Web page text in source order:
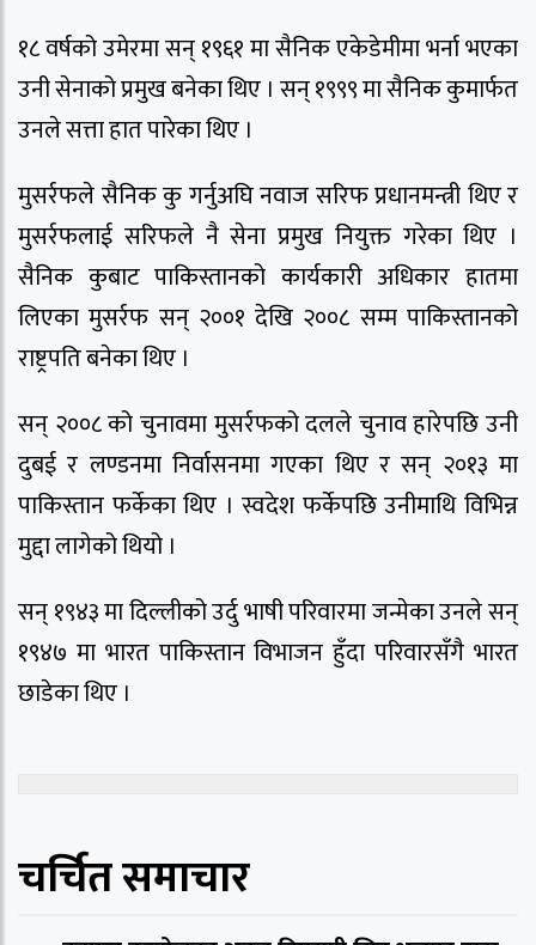
१८ वर्षको उमेरमा सन् १९६१ मा सैनिक एकेडेमीमा भर्ना भएका
उनी सेनाको प्रमुख बनेका थिए । सन् १९९९ मा सैनिक कुमार्फत
उनले सत्ता हात पारेका थिए ।
मुसर्रफले सैनिक कु गर्नुअघि नवाज सरिफ प्रधानमन्त्री थिए र
मुसर्रफलाई सरिफले नै सेना प्रमुख नियुक्त गरेका थिए ।
सैनिक कुबाट पाकिस्तानको कार्यकारी अधिकार हातमा
लिएका मुसर्रफ सन् २००१ देखि २००८ सम्म पाकिस्तानको
राष्ट्रपति बनेका थिए ।
सन् २००८ को चुनावमा मुसर्रफको दलले चुनाव हारेपछि उनी
दुबई र लण्डनमा निर्वासनमा गएका थिए र सन् २०१३ मा
पाकिस्तान फर्केका थिए । स्वदेश फर्केपछि उनीमाथि विभिन्न
मुद्दा लागेको थियो ।
सन् १९४३ मा दिल्लीको उर्दु भाषी परिवारमा जन्मेका उनले सन्
१९४७ मा भारत पाकिस्तान विभाजन हुँदा परिवारसँगै भारत
छाडेका थिए ।
चर्चित समाचार